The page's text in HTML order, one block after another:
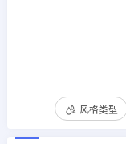
风格类型